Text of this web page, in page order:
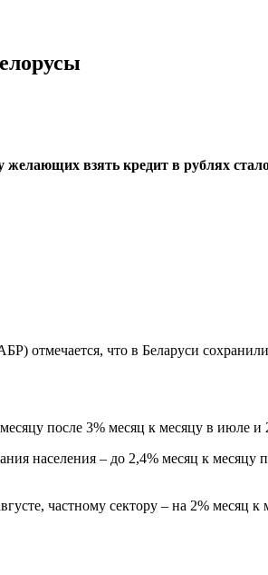
желающих взять кредит в рублях
отмечается, что в Беларуси
после 3% месяц к месяцу в июле
населения – до 2,4% месяц к
частному сектору – на 2% месяц